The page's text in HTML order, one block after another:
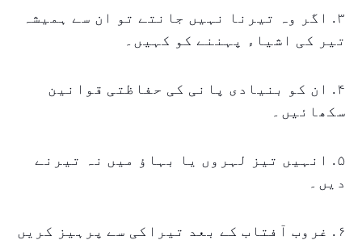
۳. اگر وہ تیرنا نہیں جانتے تو ان سے ہمیشہ
تیر کی اشیاء پہننے کو کہیں۔
۴. ان کو بنیادی پانی کی حفاظتی قوانین
سکھائیں۔
۵. انہیں تیز لہروں یا بہاؤ میں نہ تیرنے
دیں۔
۶. غروب آفتاب کے بعد تیراکی سے پرہیز کریں